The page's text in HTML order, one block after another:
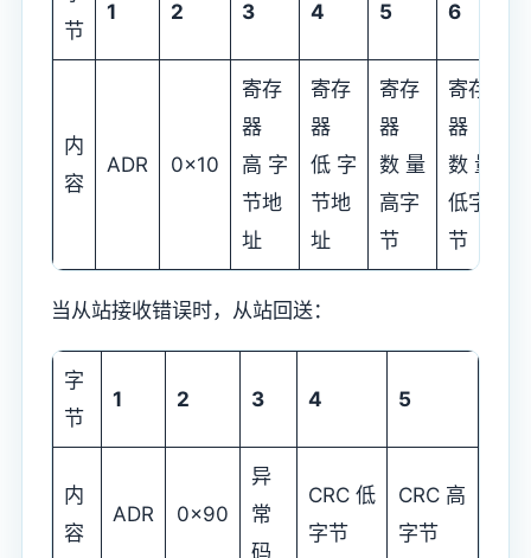
节
1 2 3 4 5 6
内
容
ADR 0x10
寄存
器
高 字
节地
址
寄存
器
低 字
节地
址
寄存
器
数 量
高字
节
寄存
器
数 量
低字
节
当从站接收错误时，从站回送：
字
节
1 2 3 4 5
内
容
ADR 0x90
异
常
码
CRC 低
字节
CRC 高
字节